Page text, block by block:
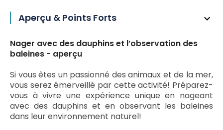
Aperçu & Points Forts
Nager avec des dauphins et l’observation des
baleines - aperçu
Si vous êtes un passionné des animaux et de la mer,
vous serez émerveillé par cette activité! Préparez-
vous à vivre une expérience unique en nageant
avec des dauphins et en observant les baleines
dans leur environnement naturel!